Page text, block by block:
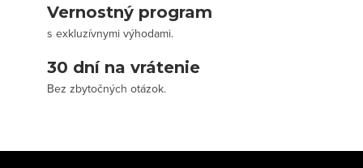
Vernostný program
s exkluzívnymi výhodami.
30 dní na vrátenie
Bez zbytočných otázok.